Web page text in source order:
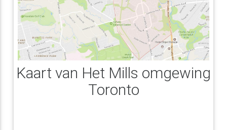
Kaart van Het Mills omgewing
Toronto